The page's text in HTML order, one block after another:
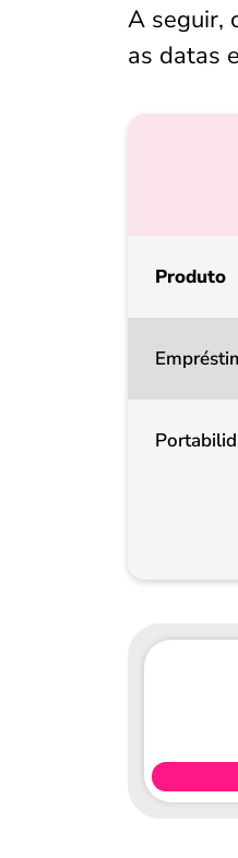
A seguir,
as datas
Produto